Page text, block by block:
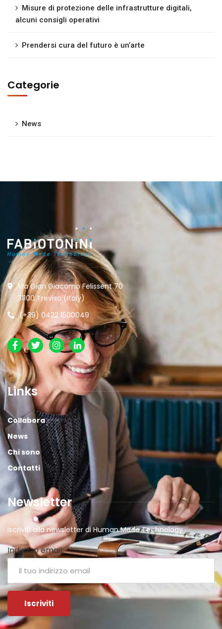
Misure di protezione delle infrastrutture digitali,
alcuni consigli operativi
Prendersi cura del futuro è un’arte
Categorie
News
Via Gian Giacomo Felissent 70
31100 Treviso (Italy)
(+39) 0422 1500049
Links
Collabora
News
Chi sono
Contatti
Newsletter
Iscriviti alla newsletter di Human Made Technology
Indirizzo email: